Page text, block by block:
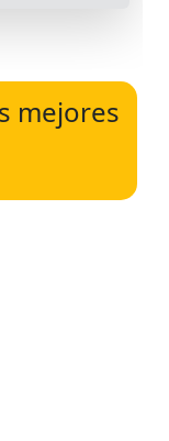
mejores